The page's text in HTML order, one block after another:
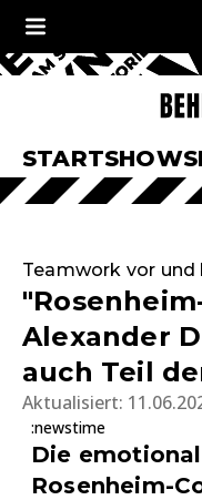
STARTSHOWS
Teamwork vor und
Alexander
auch Teil
Aktualisiert:
:newstime
Die
Rosenheim-